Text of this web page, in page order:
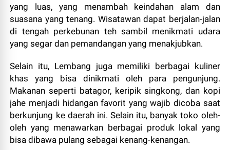
yang luas, yang menambah keindahan alam dan
suasana yang tenang. Wisatawan dapat berjalan-jalan
di tengah perkebunan teh sambil menikmati udara
yang segar dan pemandangan yang menakjubkan.
Selain itu, Lembang juga memiliki berbagai kuliner
khas yang bisa dinikmati oleh para pengunjung.
Makanan seperti batagor, keripik singkong, dan kopi
jahe menjadi hidangan favorit yang wajib dicoba saat
berkunjung ke daerah ini. Selain itu, banyak toko oleh-
oleh yang menawarkan berbagai produk lokal yang
bisa dibawa pulang sebagai kenang-kenangan.